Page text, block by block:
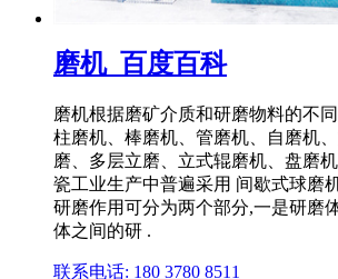
磨机_百度百科
磨机根据磨矿介质和研磨物料的不
柱磨机、棒磨机、管磨机、自磨机
磨、多层立磨、立式辊磨机、盘磨
瓷工业生产中普遍采用 间歇式球磨
研磨作用可分为两个部分,一是研磨
体之间的研 .
联系电话: 180 3780 8511